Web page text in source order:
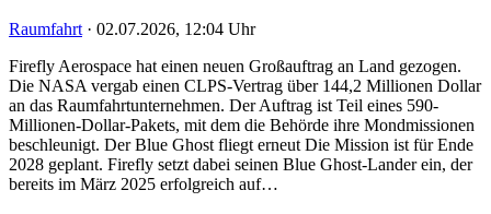
Raumfahrt · 02.07.2026, 12:04 Uhr
Firefly Aerospace hat einen neuen Großauftrag an Land gezogen.
Die NASA vergab einen CLPS-Vertrag über 144,2 Millionen Dollar
an das Raumfahrtunternehmen. Der Auftrag ist Teil eines 590-
Millionen-Dollar-Pakets, mit dem die Behörde ihre Mondmissionen
beschleunigt. Der Blue Ghost fliegt erneut Die Mission ist für Ende
2028 geplant. Firefly setzt dabei seinen Blue Ghost-Lander ein, der
bereits im März 2025 erfolgreich auf…